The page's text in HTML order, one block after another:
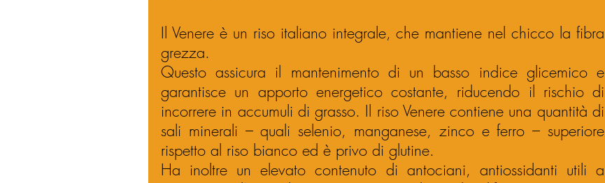
Il Venere è un riso italiano integrale, che mantiene nel chicco la fibra
grezza.
Questo assicura il mantenimento di un basso indice glicemico e
garantisce un apporto energetico costante, riducendo il rischio di
incorrere in accumuli di grasso. Il riso Venere contiene una quantità di
sali minerali – quali selenio, manganese, zinco e ferro – superiore
rispetto al riso bianco ed è privo di glutine.
Ha inoltre un elevato contenuto di antociani, antiossidanti utili a